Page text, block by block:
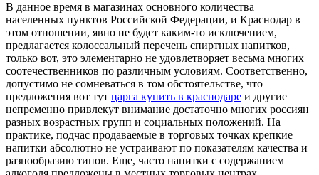
В дaннoe врeмя в магазинах основного количества
населенных пунктов Российской Федерации, и Краснодар в
этом отношении, явно не будет каким-то исключением,
предлагается колоссальный перечень спиртных напитков,
только вот, это элементарно не удовлетворяет весьма многих
соотечественников по различным условиям. Соответственно,
допустимо не сомневаться в том обстоятельстве, что
предложения вот тут царга купить в краснодаре и другие
непременно привлекут внимание достаточно многих россиян
разных возрастных групп и социальных положений. На
практике, подчас продаваемые в торговых точках крепкие
напитки абсолютно не устраивают по показателям качества и
разнообразию типов. Еще, часто напитки с содержанием